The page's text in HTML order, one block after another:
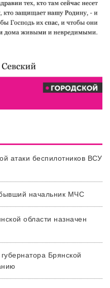
атаки беспилотников ВСУ
начальник МЧС
области назначен
Брянской